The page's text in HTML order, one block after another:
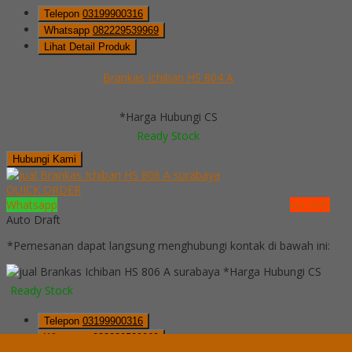
Telepon 03199900316
Whatsapp 082229539969
Lihat Detail Produk
Brankas Ichiban HS 804 A
*Harga Hubungi CS
Ready Stock
Hubungi Kami
QUICK ORDER
Whatsapp
via SMS
Auto Draft
*Pemesanan dapat langsung menghubungi kontak di bawah ini:
*Harga Hubungi CS
Ready Stock
Telepon 03199900316
Whatsapp 082229539969